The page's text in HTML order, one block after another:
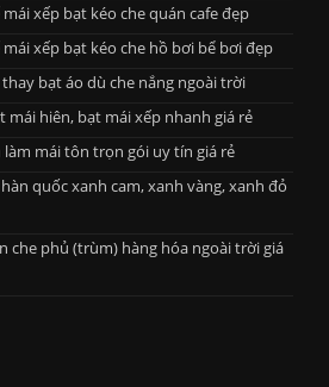
xếp bạt kéo che quán cafe đẹp
xếp bạt kéo che hồ bơi bể bơi đẹp
bạt áo dù che nắng ngoài trời
mái hiên, bạt mái xếp nhanh giá rẻ
làm mái tôn trọn gói uy tín giá rẻ
quốc xanh cam, xanh vàng, xanh đỏ
che phủ (trùm) hàng hóa ngoài trời giá